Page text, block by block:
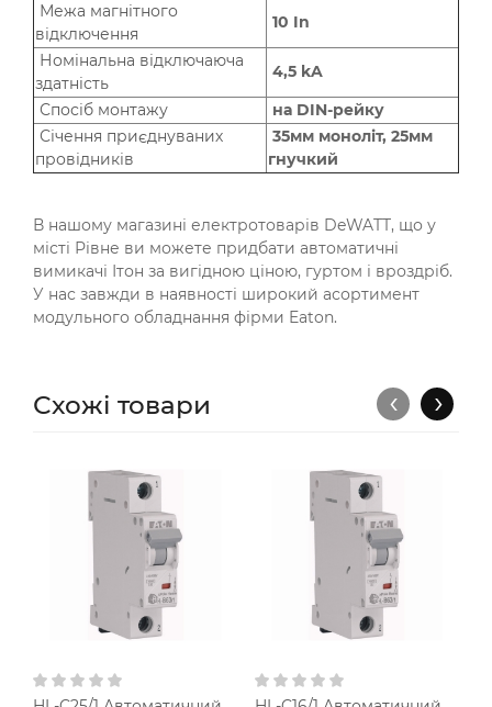
Межа магнітного
відключення
10 In
Номінальна відключаюча
здатність
4,5 kA
Спосіб монтажу
на DIN-рейку
Січення приєднуваних
провідників
35мм моноліт, 25мм
гнучкий
В нашому магазині електротоварів DeWATT, що у
місті Рівне ви можете придбати автоматичні
вимикачі Ітон за вигідною ціною, гуртом і вроздріб.
У нас завжди в наявності широкий асортимент
модульного обладнання фірми Eaton.
Схожі товари ‹ ›